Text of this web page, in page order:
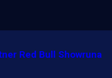
Red Bull Showruna